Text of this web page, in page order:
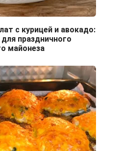
с курицей и авокадо:
праздничного
майонеза